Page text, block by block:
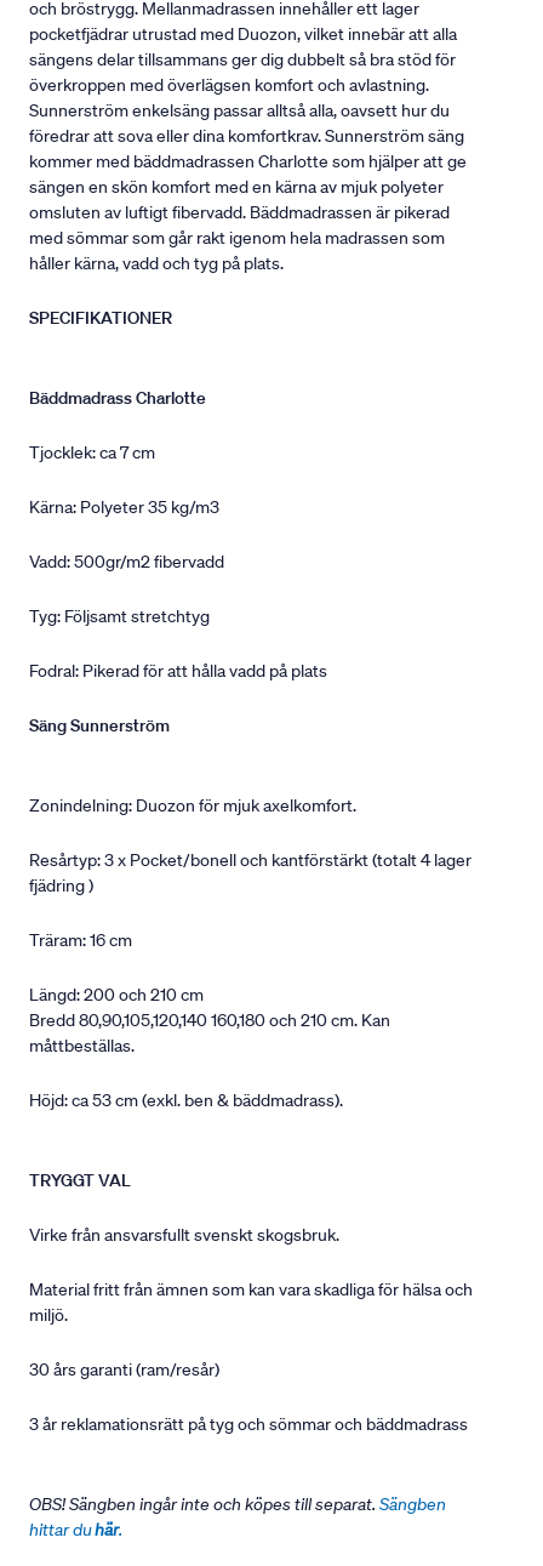
och bröstrygg. Mellanmadrassen innehåller ett lager
pocketfjädrar utrustad med Duozon, vilket innebär att alla
sängens delar tillsammans ger dig dubbelt så bra stöd för
överkroppen med överlägsen komfort och avlastning.
Sunnerström enkelsäng passar alltså alla, oavsett hur du
föredrar att sova eller dina komfortkrav. Sunnerström säng
kommer med bäddmadrassen Charlotte som hjälper att ge
sängen en skön komfort med en kärna av mjuk polyeter
omsluten av luftigt fibervadd. Bäddmadrassen är pikerad
med sömmar som går rakt igenom hela madrassen som
håller kärna, vadd och tyg på plats.
SPECIFIKATIONER
Bäddmadrass Charlotte
Tjocklek: ca 7 cm
Kärna: Polyeter 35 kg/m3
Vadd: 500gr/m2 fibervadd
Tyg: Följsamt stretchtyg
Fodral: Pikerad för att hålla vadd på plats
Säng Sunnerström
Zonindelning: Duozon för mjuk axelkomfort.
Resårtyp: 3 x Pocket/bonell och kantförstärkt (totalt 4 lager
fjädring )
Träram: 16 cm
Längd: 200 och 210 cm
Bredd 80,90,105,120,140 160,180 och 210 cm. Kan
måttbeställas.
Höjd: ca 53 cm (exkl. ben & bäddmadrass).
TRYGGT VAL
Virke från ansvarsfullt svenskt skogsbruk.
Material fritt från ämnen som kan vara skadliga för hälsa och
miljö.
30 års garanti (ram/resår)
3 år reklamationsrätt på tyg och sömmar och bäddmadrass
OBS! Sängben ingår inte och köpes till separat. Sängben
hittar duhär.